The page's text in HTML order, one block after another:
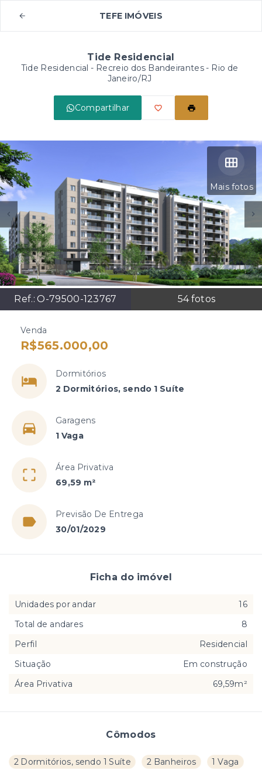
TEFE IMÓVEIS
Tide Residencial
Tide Residencial - Recreio dos Bandeirantes - Rio de
Janeiro/RJ
Compartilhar
Mais fotos
Ref.:O-79500-123767 54fotos
Venda
R$565.000,00
Dormitórios
2 Dormitórios, sendo 1 Suíte
Garagens
1 Vaga
Área Privativa
69,59 m²
Previsão De Entrega
30/01/2029
Cômodos
2 Dormitórios, sendo 1 Suíte 2 Banheiros 1 Vaga
Ficha do imóvel
Unidades por andar
16
Total de andares
8
Perfil
Residencial
Situação
Em construção
Área Privativa
69,59m²